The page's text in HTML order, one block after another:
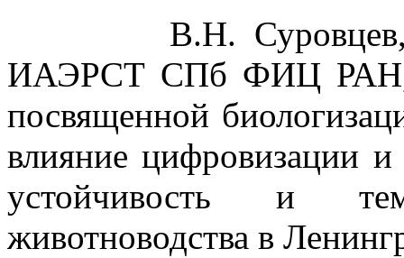
В.Н. Суровцев,
ИАЭРСТ СПб ФИЦ РАН,
посвященной
влияние цифровизации и
устойчивость и
животноводства в